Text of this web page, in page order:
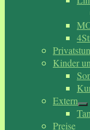
Kinder
Extern
Preise